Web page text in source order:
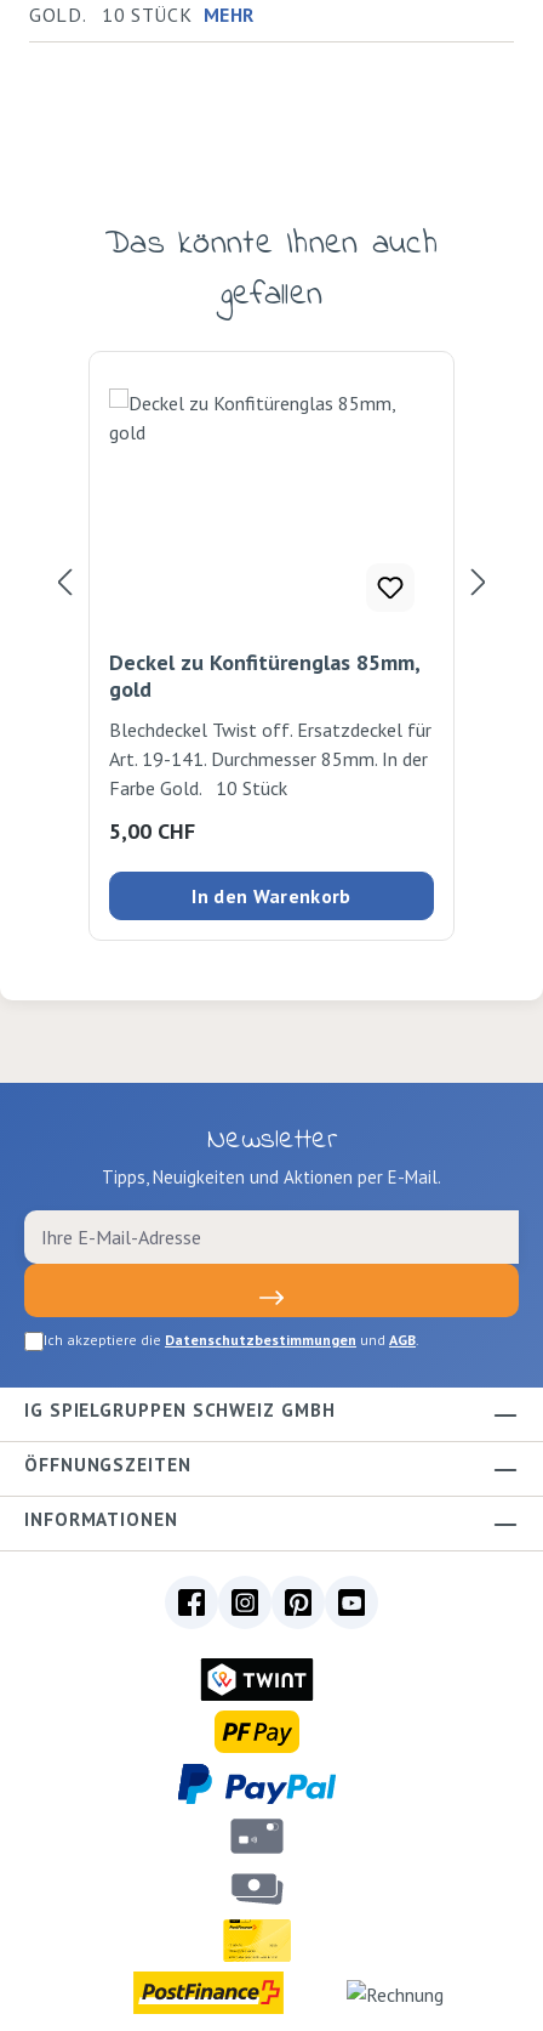
GOLD. 10 STÜCK MEHR
Produktgalerie überspringen
Das könnte Ihnen auch
gefallen
Deckel zu Konfitürenglas 85mm,
gold
Blechdeckel Twist off. Ersatzdeckel für
Art. 19-141. Durchmesser 85mm. In der
Farbe Gold. 10 Stück
Regulärer Preis:
5,00 CHF
In den Warenkorb
Newsletter
Tipps, Neuigkeiten und Aktionen per E-Mail.
Ich akzeptiere die Datenschutzbestimmungen und AGB.
IG SPIELGRUPPEN SCHWEIZ GMBH
ÖFFNUNGSZEITEN
INFORMATIONEN